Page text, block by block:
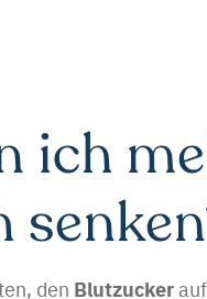
ich
den Blutzucker auf